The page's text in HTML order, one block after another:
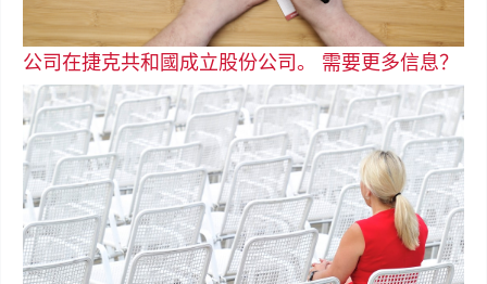
公司在捷克共和國成立股份公司。 需要更多信息？